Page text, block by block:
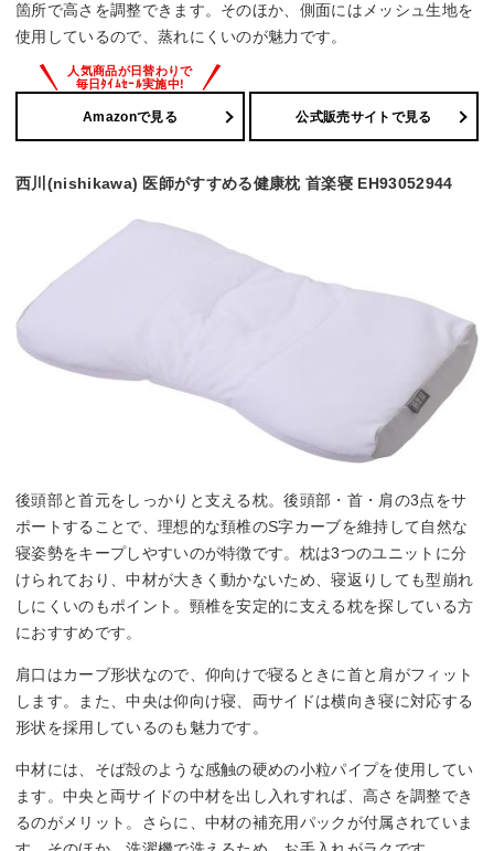
箇所で高さを調整できます。そのほか、側面にはメッシュ生地を
使用しているので、蒸れにくいのが魅力です。
Amazonで見る 公式販売サイトで見る
西川(nishikawa) 医師がすすめる健康枕 首楽寝 EH93052944
後頭部と首元をしっかりと支える枕。後頭部・首・肩の3点をサ
ポートすることで、理想的な頚椎のS字カーブを維持して自然な
寝姿勢をキープしやすいのが特徴です。枕は3つのユニットに分
けられており、中材が大きく動かないため、寝返りしても型崩れ
しにくいのもポイント。頸椎を安定的に支える枕を探している方
におすすめです。
肩口はカーブ形状なので、仰向けで寝るときに首と肩がフィット
します。また、中央は仰向け寝、両サイドは横向き寝に対応する
形状を採用しているのも魅力です。
中材には、そば殻のような感触の硬めの小粒パイプを使用してい
ます。中央と両サイドの中材を出し入れすれば、高さを調整でき
るのがメリット。さらに、中材の補充用パックが付属されていま